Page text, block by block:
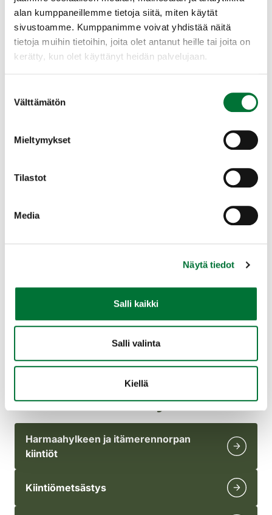
alan kumppaneillemme tietoja siitä, miten käytät
sivustoamme. Kumppanimme voivat yhdistää näitä
tietoja muihin tietoihin, joita olet antanut heille tai joita on
kerätty, kun olet käyttänyt heidän palvelujaan.
valinta
Välttämätön
Mieltymykset
Tilastot
Media
Näytä tiedot
Salli kaikki
Salli valinta
Kiellä
Laajenna lisätiedot
Metsästys
Hoitosuunnitelma
Katso myös
Harmaahylkeen ja itämerennorpan
kiintiöt
Kiintiömetsästys